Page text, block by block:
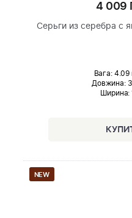
4 009
Серьги из серебра с
Вага: 4.09
Довжина:
Ширина:
NEW